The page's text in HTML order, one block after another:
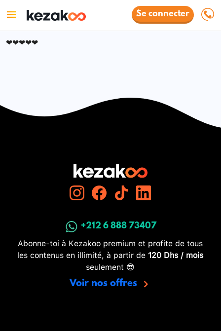
Se connecter
❤❤❤❤❤
+212 6 888 73407
Abonne-toi à Kezakoo premium et profite de tous
les contenus en illimité, à partir de 120 Dhs / mois
seulement 😎
Voir nos offres